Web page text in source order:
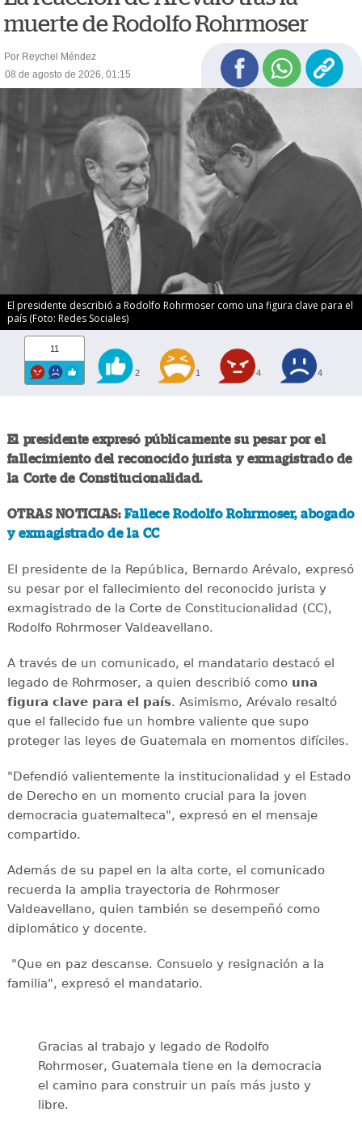
muerte de Rodolfo Rohrmoser
Por Reychel Méndez
08 de agosto de 2026, 01:15
El presidente describió a Rodolfo Rohrmoser como una figura clave para el
país (Foto: Redes Sociales)
11
2 1 4 4
El presidente expresó públicamente su pesar por el
fallecimiento del reconocido jurista y exmagistrado de
la Corte de Constitucionalidad.
OTRAS NOTICIAS: Fallece Rodolfo Rohrmoser, abogado
y exmagistrado de la CC
El presidente de la República, Bernardo Arévalo, expresó
su pesar por el fallecimiento del reconocido jurista y
exmagistrado de la Corte de Constitucionalidad (CC),
Rodolfo Rohrmoser Valdeavellano.
A través de un comunicado, el mandatario destacó el
legado de Rohrmoser, a quien describió comouna
figura clave para el país. Asimismo, Arévalo resaltó
que el fallecido fue un hombre valiente que supo
proteger las leyes de Guatemala en momentos difíciles.
"Defendió valientemente la institucionalidad y el Estado
de Derecho en un momento crucial para la joven
democracia guatemalteca", expresó en el mensaje
compartido.
Además de su papel en la alta corte, el comunicado
recuerda la amplia trayectoria de Rohrmoser
Valdeavellano, quien también se desempeñó como
diplomático y docente.
"Que en paz descanse. Consuelo y resignación a la
familia", expresó el mandatario.
Gracias al trabajo y legado de Rodolfo
Rohrmoser, Guatemala tiene en la democracia
el camino para construir un país más justo y
libre.